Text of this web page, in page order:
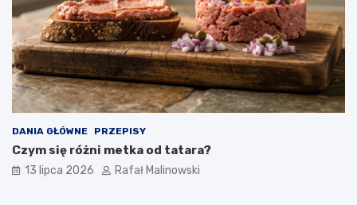
DANIA GŁÓWNE PRZEPISY
Czym się różni metka od tatara?
13 lipca 2026 Rafał Malinowski